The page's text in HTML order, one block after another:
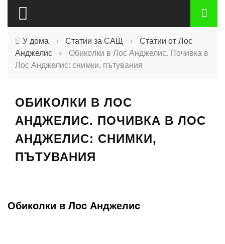
У дома › Статии за САЩ ›
Статии от Лос
Анджелис
›
Обиколки в Лос Анджелис. Почивка в
Лос Анджелис: снимки, пътувания
ОБИКОЛКИ В ЛОС
АНДЖЕЛИС. ПОЧИВКА В ЛОС
АНДЖЕЛИС: СНИМКИ,
ПЪТУВАНИЯ
Обиколки в Лос Анджелис